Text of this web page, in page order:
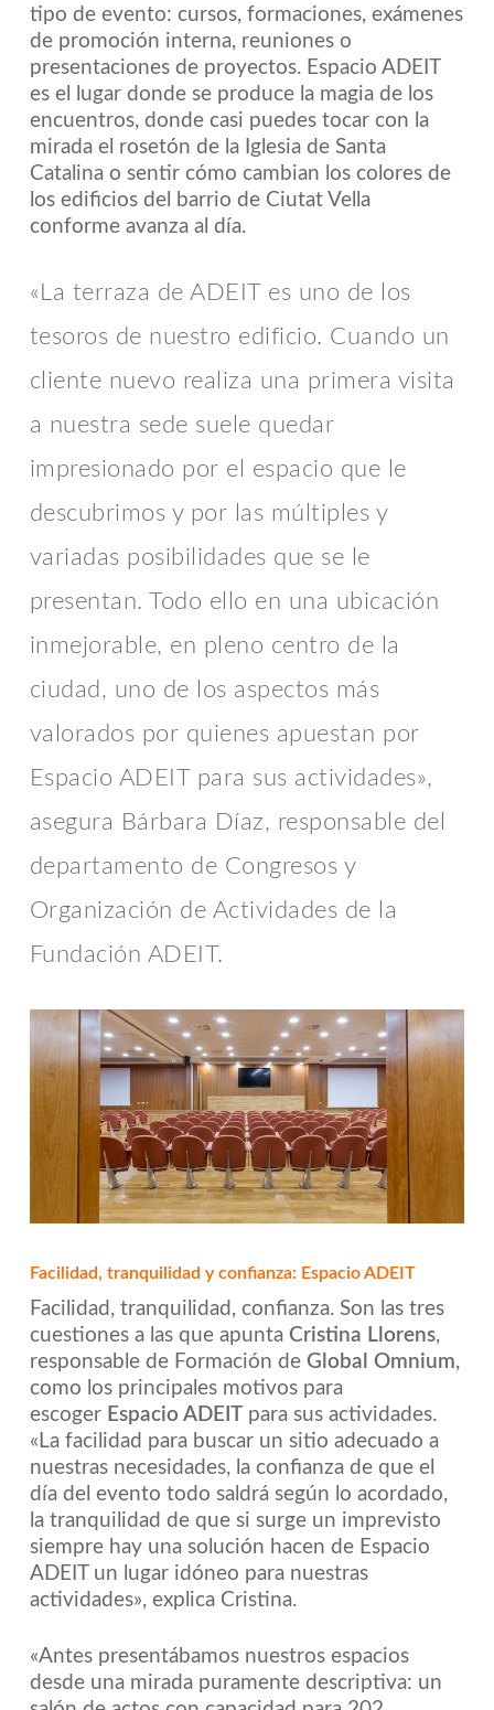
tipo de evento: cursos, formaciones, exámenes
de promoción interna, reuniones o
presentaciones de proyectos. Espacio ADEIT
es el lugar donde se produce la magia de los
encuentros, donde casi puedes tocar con la
mirada el rosetón de la Iglesia de Santa
Catalina o sentir cómo cambian los colores de
los edificios del barrio de Ciutat Vella
conforme avanza al día.
«La terraza de ADEIT es uno de los
tesoros de nuestro edificio. Cuando un
cliente nuevo realiza una primera visita
a nuestra sede suele quedar
impresionado por el espacio que le
descubrimos y por las múltiples y
variadas posibilidades que se le
presentan. Todo ello en una ubicación
inmejorable, en pleno centro de la
ciudad, uno de los aspectos más
valorados por quienes apuestan por
Espacio ADEIT para sus actividades»,
asegura Bárbara Díaz, responsable del
departamento de Congresos y
Organización de Actividades de la
Fundación ADEIT.
Facilidad, tranquilidad y confianza: Espacio ADEIT
Facilidad, tranquilidad, confianza. Son las tres
cuestiones a las que apunta Cristina Llorens,
responsable de Formación de Global Omnium,
como los principales motivos para
escoger Espacio ADEIT
para sus actividades.
«La facilidad para buscar un sitio adecuado a
nuestras necesidades, la confianza de que el
día del evento todo saldrá según lo acordado,
la tranquilidad de que si surge un imprevisto
siempre hay una solución hacen de Espacio
ADEIT un lugar idóneo para nuestras
actividades», explica Cristina.
«Antes presentábamos nuestros espacios
desde una mirada puramente descriptiva: un